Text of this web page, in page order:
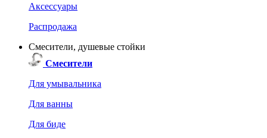
Аксессуары
Распродажа
Смесители, душевые стойки
Смесители
Для умывальника
Для ванны
Для биде